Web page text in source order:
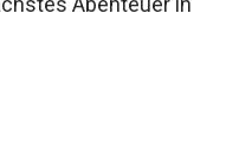
ist diese
nächstes